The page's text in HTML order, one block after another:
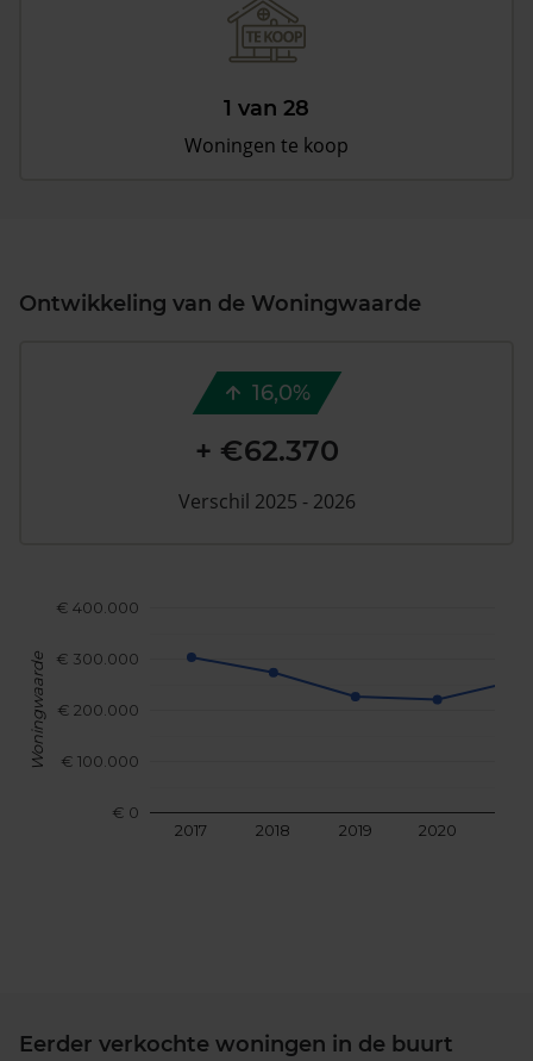
1 van 28
Woningen te koop
Ontwikkeling van de Woningwaarde
2017 2018 2019 2020
€ 0
€ 100.000
€ 200.000
€ 300.000
€ 400.000
Woningwaarde
16,0%
+ €62.370
Verschil 2025 - 2026
Eerder verkochte woningen in de buurt